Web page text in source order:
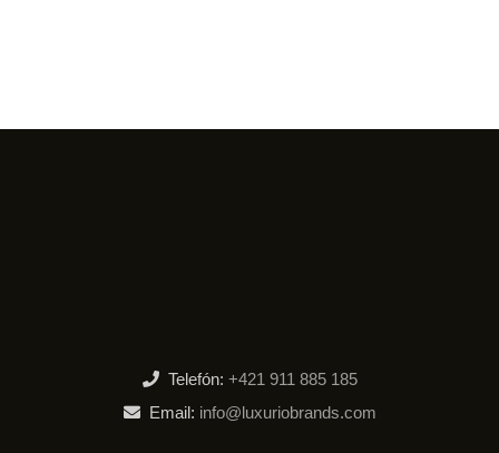
Telefón: +421 911 885 185
Email: info@luxuriobrands.com